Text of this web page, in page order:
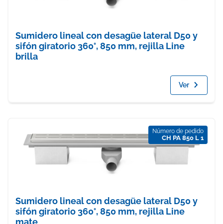
Sumidero lineal con desagüe lateral D50 y
sifón giratorio 360°, 850 mm, rejilla Line
brilla
Ver
Número de pedido
CH PA 850 L 1
Sumidero lineal con desagüe lateral D50 y
sifón giratorio 360°, 850 mm, rejilla Line
mate